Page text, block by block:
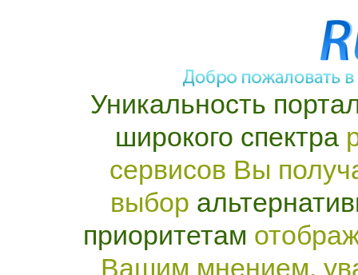
Уникальность
широкого спектра
сервисов Вы
выбор
приоритетам
Вашим мнением,